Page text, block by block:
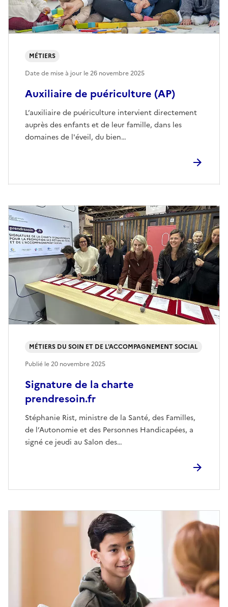
Auxiliaire de puériculture (AP)
L’auxiliaire de puériculture intervient directement
auprès des enfants et de leur famille, dans les
domaines de l'éveil, du bien…
MÉTIERS
Date de mise à jour le26 novembre 2025
Signature de la charte
prendresoin.fr
Stéphanie Rist, ministre de la Santé, des Familles,
de l’Autonomie et des Personnes Handicapées, a
signé ce jeudi au Salon des…
MÉTIERS DU SOIN ET DE L'ACCOMPAGNEMENT SOCIAL
Publié le20 novembre 2025